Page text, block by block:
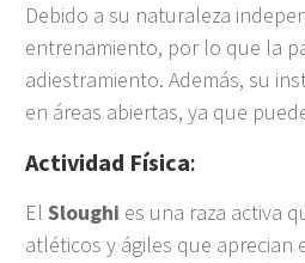
Debido a su naturaleza
entrenamiento, por lo que la
adiestramiento. Además, su
en áreas abiertas, ya que
Actividad Física:
ElSloughi es una raza activa
atléticos y ágiles que aprecian